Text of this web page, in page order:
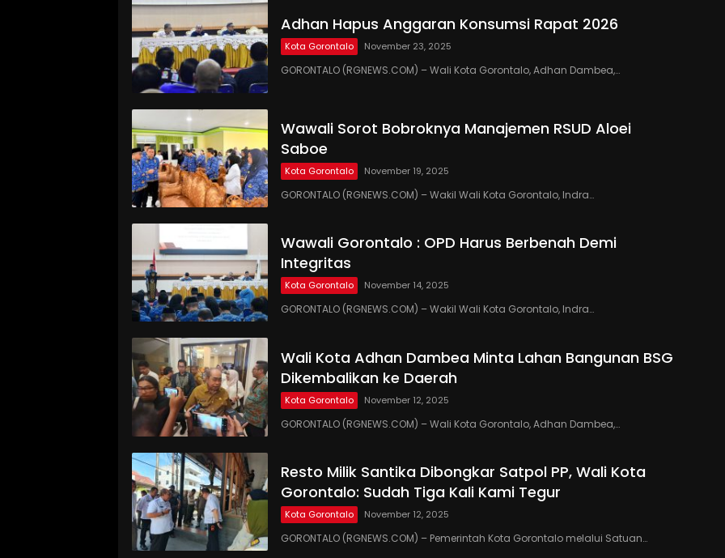
Adhan Hapus Anggaran Konsumsi Rapat 2026
Kota Gorontalo November 23, 2025
GORONTALO (RGNEWS.COM) – Wali Kota Gorontalo, Adhan Dambea,…
Wawali Sorot Bobroknya Manajemen RSUD Aloei
Saboe
Kota Gorontalo November 19, 2025
GORONTALO (RGNEWS.COM) – Wakil Wali Kota Gorontalo, Indra…
Wawali Gorontalo : OPD Harus Berbenah Demi
Integritas
Kota Gorontalo November 14, 2025
GORONTALO (RGNEWS.COM) – Wakil Wali Kota Gorontalo, Indra…
Wali Kota Adhan Dambea Minta Lahan Bangunan BSG
Dikembalikan ke Daerah
Kota Gorontalo November 12, 2025
GORONTALO (RGNEWS.COM) – Wali Kota Gorontalo, Adhan Dambea,…
Resto Milik Santika Dibongkar Satpol PP, Wali Kota
Gorontalo: Sudah Tiga Kali Kami Tegur
Kota Gorontalo November 12, 2025
GORONTALO (RGNEWS.COM) – Pemerintah Kota Gorontalo melalui Satuan…